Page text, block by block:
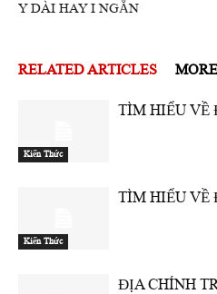
Y DÀI HAY I NGẮN
RELATED ARTICLES
Kiến Thức
TÌM HIỂU VỀ
Kiến Thức
TÌM HIỂU VỀ
ĐỊA CHÍNH